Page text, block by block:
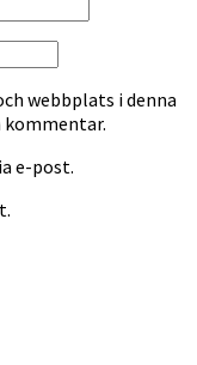
webbplats i denna
kommentar.
e-post.